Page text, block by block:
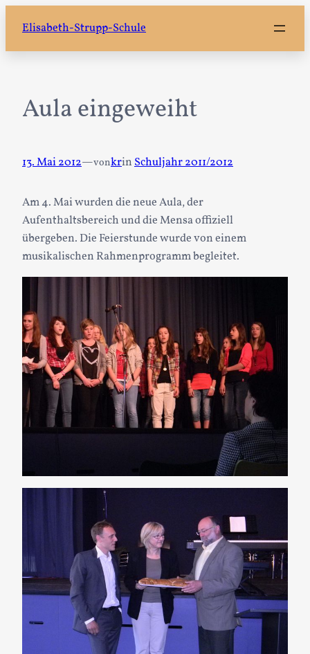
Inhalt
springen
Elisabeth-Strupp-Schule
Aula eingeweiht
13. Mai 2012—vonkrin Schuljahr 2011/2012
Am 4. Mai wurden die neue Aula, der
Aufenthaltsbereich und die Mensa offiziell
übergeben. Die Feierstunde wurde von einem
musikalischen Rahmenprogramm begleitet.